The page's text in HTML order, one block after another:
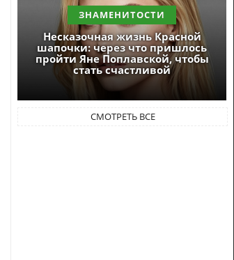
ЗНАМЕНИТОСТИ
Несказочная жизнь Красной
шапочки: через что пришлось
пройти Яне Поплавской, чтобы
стать счастливой
СМОТРЕТЬ ВСЕ